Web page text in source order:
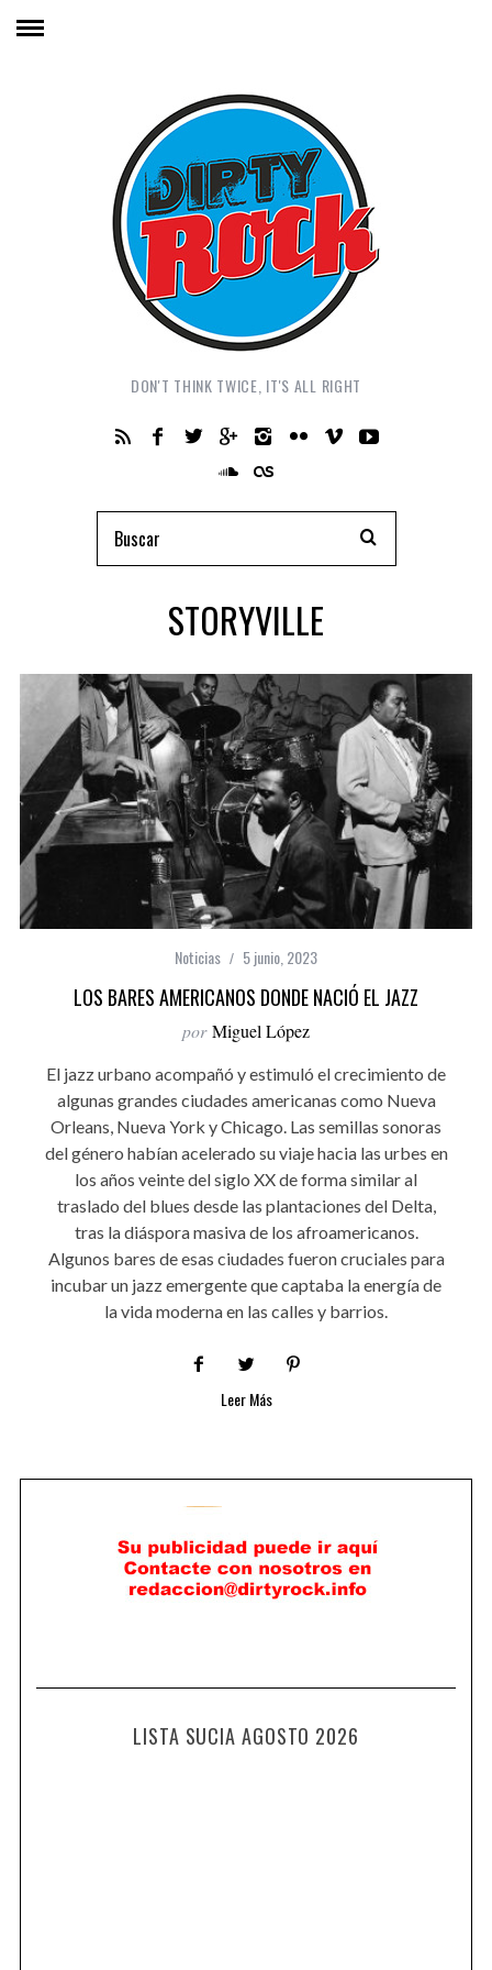
DON'T THINK TWICE, IT'S ALL RIGHT
STORYVILLE
Noticias 5 junio, 2023
LOS BARES AMERICANOS DONDE NACIÓ EL JAZZ
por Miguel López
El jazz urbano acompañó y estimuló el crecimiento de
algunas grandes ciudades americanas como Nueva
Orleans, Nueva York y Chicago. Las semillas sonoras
del género habían acelerado su viaje hacia las urbes en
los años veinte del siglo XX de forma similar al
traslado del blues desde las plantaciones del Delta,
tras la diáspora masiva de los afroamericanos.
Algunos bares de esas ciudades fueron cruciales para
incubar un jazz emergente que captaba la energía de
la vida moderna en las calles y barrios.
Leer Más
LISTA SUCIA AGOSTO 2026